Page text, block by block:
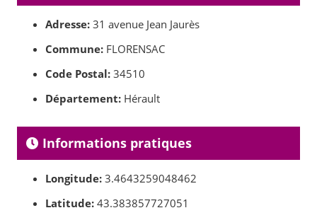
Adresse: 31 avenue Jean Jaurès
Commune: FLORENSAC
Code Postal: 34510
Département: Hérault
Informations pratiques
Longitude: 3.4643259048462
Latitude: 43.383857727051